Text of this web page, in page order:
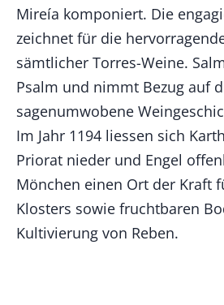
Mireía komponiert. Die
zeichnet für die
sämtlicher Torres-Weine.
Psalm und nimmt Bezug auf
sagenumwobene
Im Jahr 1194 liessen sich
Priorat nieder und Engel
Mönchen einen Ort der Kraft
Klosters sowie fruchtbaren
Kultivierung von Reben.